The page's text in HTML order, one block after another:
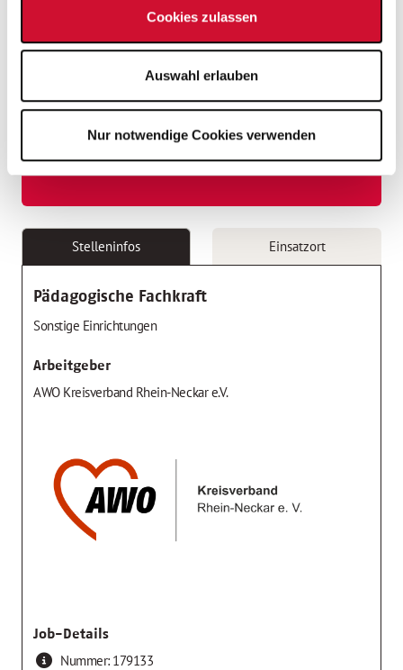
Cookies zulassen
Auswahl erlauben
Nur notwendige Cookies verwenden
Jahressonderzahlung
Kostenlose Parkplätze
Tarifliche Vergütung
Stelleninfos Einsatzort
Pädagogische Fachkraft
Sonstige Einrichtungen
Arbeitgeber
AWO Kreisverband Rhein-Neckar e.V.
Job-Details
Nummer: 179133